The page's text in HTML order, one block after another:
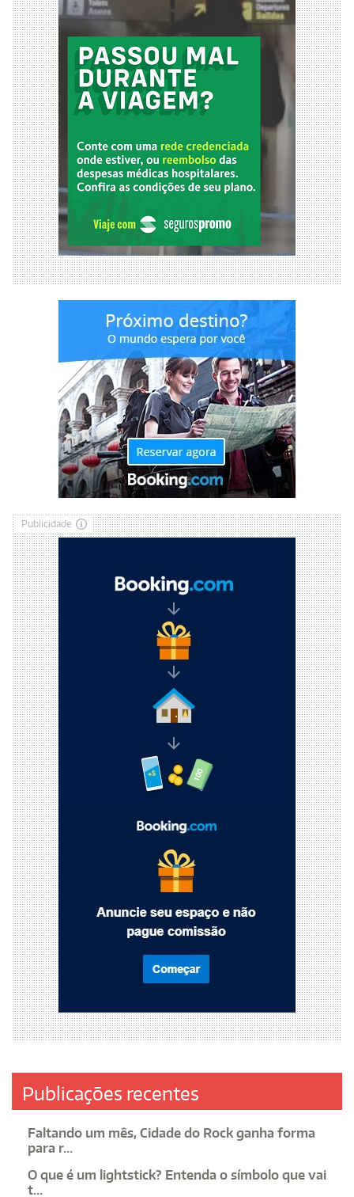
Publicidade
Publicações recentes
Faltando um mês, Cidade do Rock ganha forma
para r...
O que é um lightstick? Entenda o símbolo que vai
t...